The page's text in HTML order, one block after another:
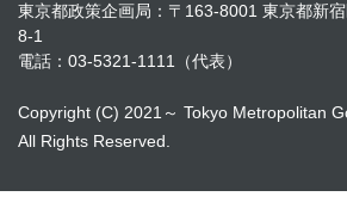
東京都政策企画局：〒163-8001 東京都新
8-1
電話：03-5321-1111（代表）
Copyright (C) 2021～ Tokyo Metropolitan
All Rights Reserved.